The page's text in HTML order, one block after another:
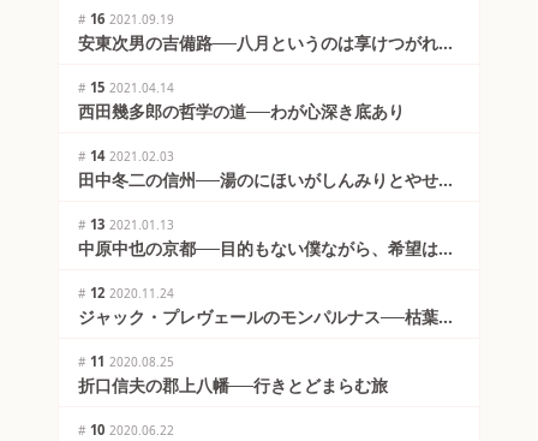
# 16 2021.09.19
安東次男の吉備路──八月というのは享けつがれた
# 15 2021.04.14
西田幾多郎の哲学の道──わが心深き底あり
# 14 2021.02.03
田中冬二の信州──湯のにほいがしんみりとやせて
# 13 2021.01.13
中原中也の京都──目的もない僕ながら、希望は胸
# 12 2020.11.24
ジャック・プレヴェールのモンパルナス──枯葉を
# 11 2020.08.25
折口信夫の郡上八幡──行きとどまらむ旅
# 10 2020.06.22